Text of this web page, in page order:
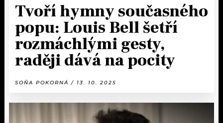
MIX
OSTATNÍ
Tvoří hymny současného
popu: Louis Bell šetří
rozmáchlými gesty,
raději dává na pocity
SOŇA POKORNÁ / 13. 10. 2025